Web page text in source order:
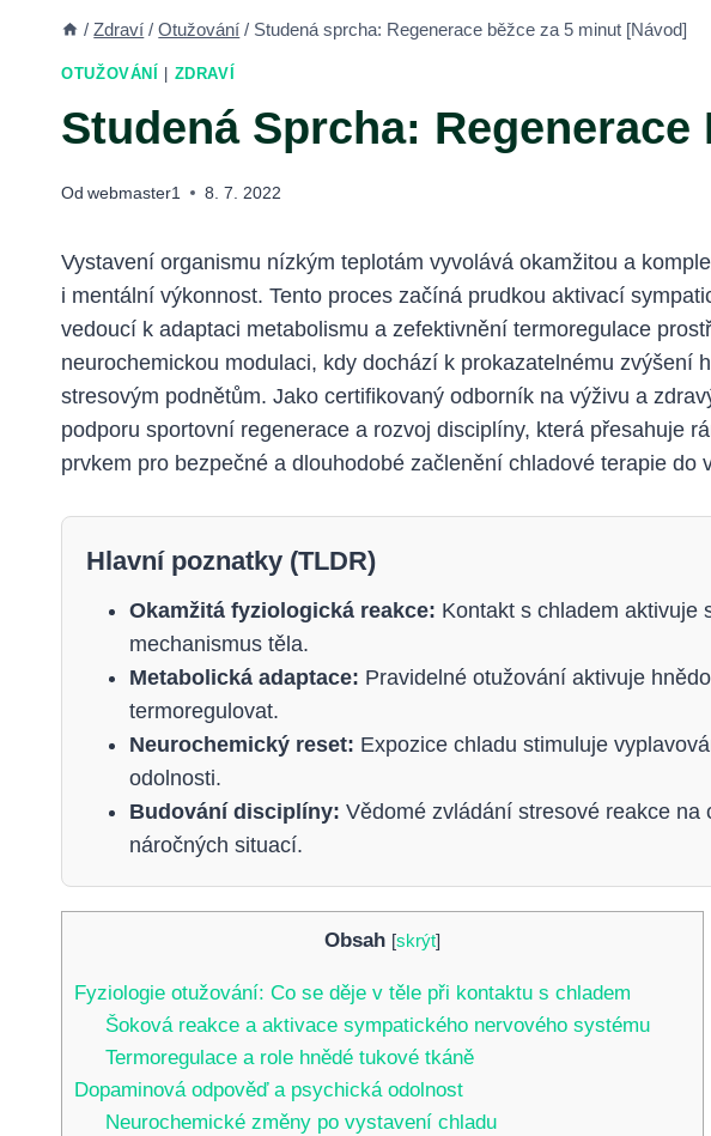
/ Zdraví / Otužování / Studená sprcha: Regenerace běžce za 5 minut [Návod]
OTUŽOVÁNÍ ZDRAVÍ
Studená Sprcha:
Od webmaster1 8. 7. 2022
Vystavení organismu nízkým teplotám vyvolává okamžitou a
i mentální výkonnost. Tento proces začíná prudkou aktivací
vedoucí k adaptaci metabolismu a zefektivnění termoregulace
neurochemickou modulaci, kdy dochází k prokazatelnému
stresovým podnětům. Jako certifikovaný odborník na výživu a
podporu sportovní regenerace a rozvoj disciplíny, která přesahuje
prvkem pro bezpečné a dlouhodobé začlenění chladové terapie do
Hlavní poznatky (TLDR)
Okamžitá fyziologická reakce: Kontakt s chladem aktivuje
mechanismus těla.
Metabolická adaptace: Pravidelné otužování aktivuje
termoregulovat.
Neurochemický reset: Expozice chladu stimuluje
odolnosti.
Budování disciplíny: Vědomé zvládání stresové reakce
náročných situací.
Obsah [skrýt]
Fyziologie otužování: Co se děje v těle při kontaktu s chladem
Šoková reakce a aktivace sympatického nervového systému
Termoregulace a role hnědé tukové tkáně
Dopaminová odpověď a psychická odolnost
Neurochemické změny po vystavení chladu